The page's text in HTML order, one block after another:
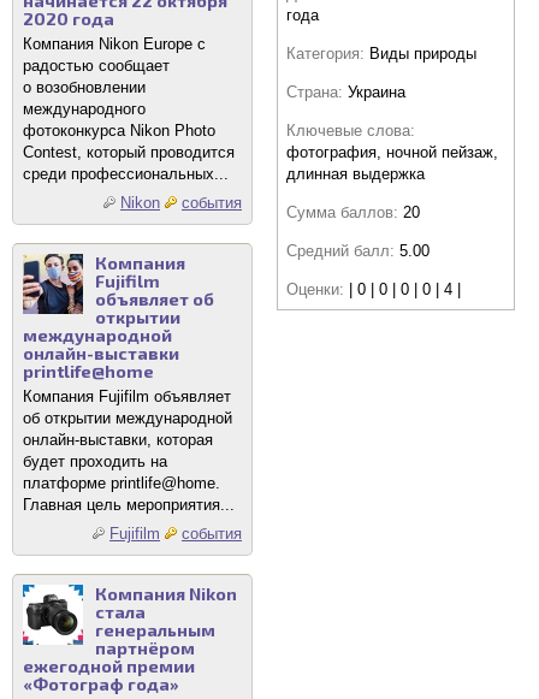
2020 года
Компания Nikon Europe с
радостью сообщает
о возобновлении
международного
фотоконкурса Nikon Photo
Contest, который проводится
среди профессиональных...
Nikon
события
Компания
Fujifilm
объявляет об
открытии
международной
онлайн-выставки
printlife@home
Компания Fujifilm объявляет
об открытии международной
онлайн-выставки, которая
будет проходить на
платформе printlife@home.
Главная цель мероприятия...
Fujifilm
события
Компания Nikon
стала
генеральным
партнёром
ежегодной премии
«Фотограф года»
года
Категория: Виды природы
Страна: Украина
Ключевые слова:
фотография, ночной пейзаж,
длинная выдержка
Сумма баллов: 20
Средний балл: 5.00
Оценки: | 0 | 0 | 0 | 0 | 4 |